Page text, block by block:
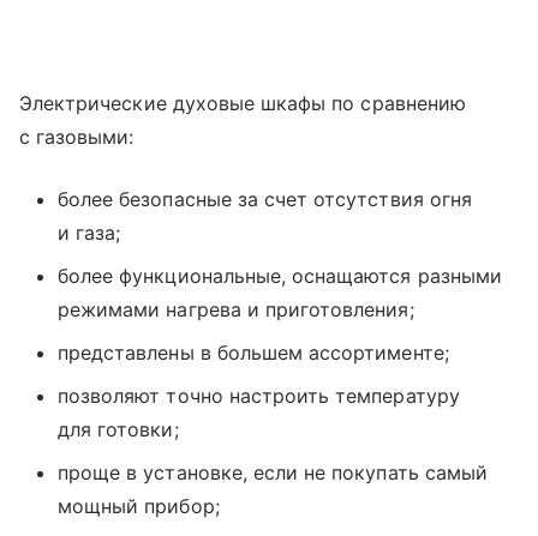
Электрические духовые шкафы по сравнению
с газовыми:
более безопасные за счет отсутствия огня
и газа;
более функциональные, оснащаются разными
режимами нагрева и приготовления;
представлены в большем ассортименте;
позволяют точно настроить температуру
для готовки;
проще в установке, если не покупать самый
мощный прибор;